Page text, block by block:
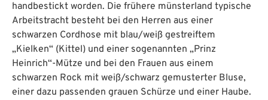
handbestickt worden. Die frühere münsterland typische
Arbeitstracht besteht bei den Herren aus einer
schwarzen Cordhose mit blau/weiß gestreiftem
„Kielken“ (Kittel) und einer sogenannten „Prinz
Heinrich“-Mütze und bei den Frauen aus einem
schwarzen Rock mit weiß/schwarz gemusterter Bluse,
einer dazu passenden grauen Schürze und einer Haube.